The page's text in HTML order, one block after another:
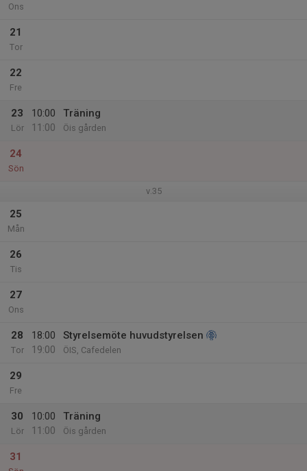
Ons
21
Tor
22
Fre
23
Lör
10:00
11:00
Träning
Öis gården
24
Sön
v.35
25
Mån
26
Tis
27
Ons
28
Tor
18:00
19:00
Styrelsemöte huvudstyrelsen
ÖIS, Cafedelen
29
Fre
30
Lör
10:00
11:00
Träning
Öis gården
31